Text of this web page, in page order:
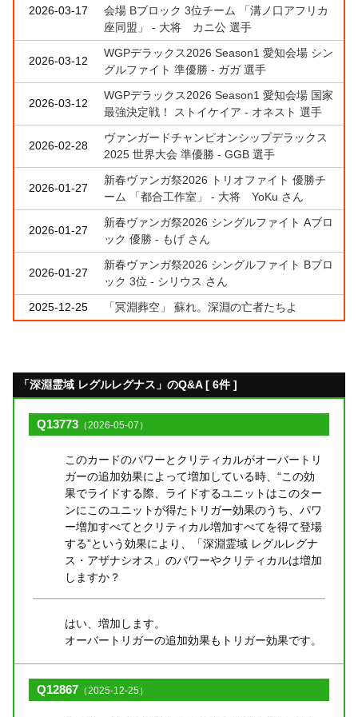
2026-03-17
会場 Bブロック 3位チーム 「溝ノ口アフリカ
座同盟」 - 大将 カニ公 選手
2026-03-12
WGPデラックス2026 Season1 愛知会場 シン
グルファイト 準優勝 - ガガ 選手
2026-03-12
WGPデラックス2026 Season1 愛知会場 国家
最強決定戦！ ストイケイア - オネスト 選手
2026-02-28
ヴァンガードチャンピオンシップデラックス
2025 世界大会 準優勝 - GGB 選手
2026-01-27
新春ヴァンガ祭2026 トリオファイト 優勝チ
ーム 「都合工作室」 - 大将 YoKu さん
2026-01-27
新春ヴァンガ祭2026 シングルファイト Aブロ
ック 優勝 - もげ さん
2026-01-27
新春ヴァンガ祭2026 シングルファイト Bブロ
ック 3位 - シリウス さん
2025-12-25
「冥淵葬空」 蘇れ。深淵の亡者たちよ
「深淵霊域 レグルレグナス」のQ&A [ 6件 ]
Q13773 （2026-05-07）
このカードのパワーとクリティカルがオーバートリ
ガーの追加効果によって増加している時、“この効
果でライドする際、ライドするユニットはこのター
ンにこのユニットが得たトリガー効果のうち、パワ
ー増加すべてとクリティカル増加すべてを得て登場
する”という効果により、「深淵霊域 レグルレグナ
ス・アザナシオス」のパワーやクリティカルは増加
しますか？
はい、増加します。
オーバートリガーの追加効果もトリガー効果です。
Q12867 （2025-12-25）